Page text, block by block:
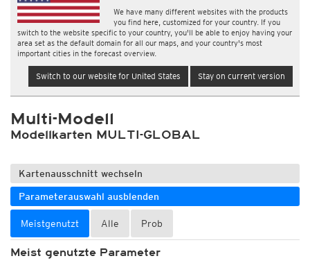
We have many different websites with the products
you find here, customized for your country. If you
switch to the website specific to your country, you'll be able to enjoy having your
area set as the default domain for all our maps, and your country's most
important cities in the forecast overview.
Switch to our website for United States Stay on current version
Multi-Modell
Modellkarten MULTI-GLOBAL
Kartenausschnitt wechseln
Parameterauswahl ausblenden
Meistgenutzt Alle Prob
Meist genutzte Parameter